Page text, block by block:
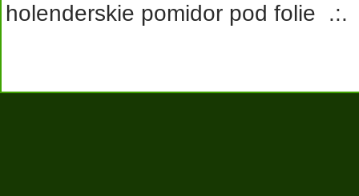
holenderskie pomidor pod folie